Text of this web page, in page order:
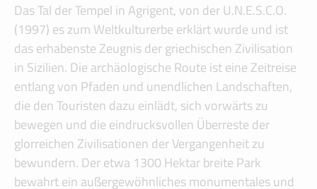
Das Tal der Tempel in Agrigent, von der U.N.E.S.C.O.
(1997) es zum Weltkulturerbe erklärt wurde und ist
das erhabenste Zeugnis der griechischen Zivilisation
in Sizilien. Die archäologische Route ist eine Zeitreise
entlang von Pfaden und unendlichen Landschaften,
die den Touristen dazu einlädt, sich vorwärts zu
bewegen und die eindrucksvollen Überreste der
glorreichen Zivilisationen der Vergangenheit zu
bewundern. Der etwa 1300 Hektar breite Park
bewahrt ein außergewöhnliches monumentales und